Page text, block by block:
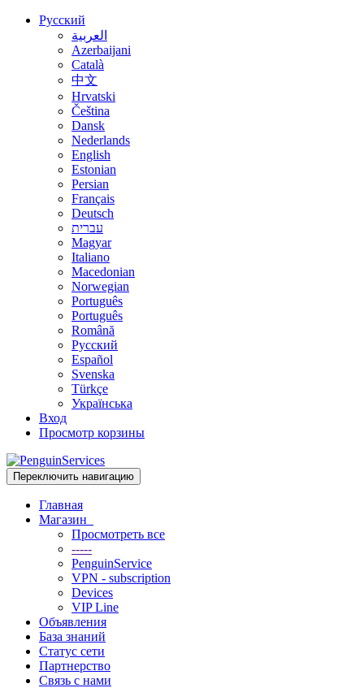
Русский
العربية
Azerbaijani
Català
中文
Hrvatski
Čeština
Dansk
Nederlands
English
Estonian
Persian
Français
Deutsch
עברית
Magyar
Italiano
Macedonian
Norwegian
Português
Português
Română
Русский
Español
Svenska
Türkçe
Українська
Вход
Просмотр корзины
Переключить навигацию
Главная
Магазин
Просмотреть все
-----
PenguinService
VPN - subscription
Devices
VIP Line
Объявления
База знаний
Статус сети
Партнерство
Связь с нами